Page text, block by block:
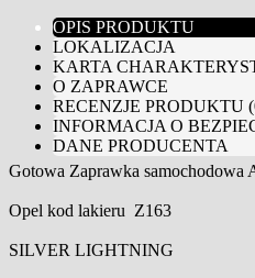
OPIS PRODUKTU
LOKALIZACJA
KARTA
O ZAPRAWCE
RECENZJE PRODUKTU
INFORMACJA O
DANE PRODUCENTA
Gotowa Zaprawka samochodowa
Opel kod lakieru Z163
SILVER LIGHTNING